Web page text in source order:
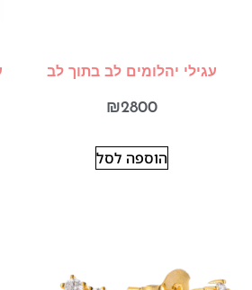
עגילי יהלומים לב בתוך לב
₪2800
הוספה לסל